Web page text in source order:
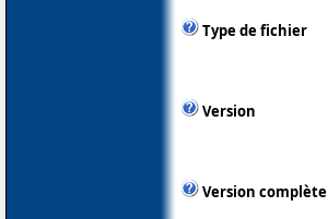
Type de fichier
Version
Version complète